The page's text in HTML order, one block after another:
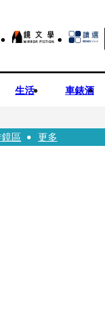
生活 車錶酒
區 更多